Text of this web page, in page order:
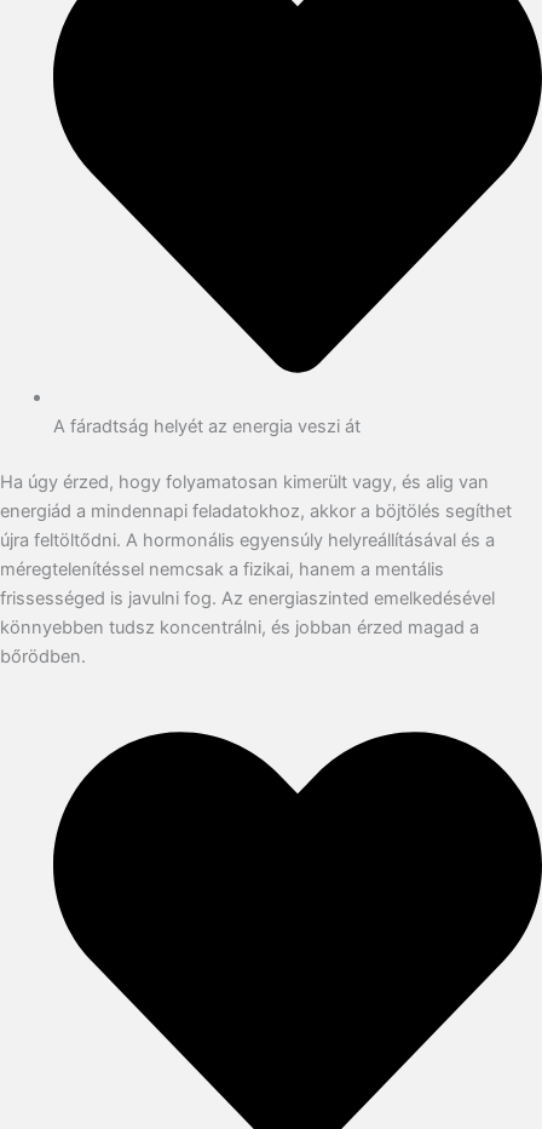
A fáradtság helyét az energia veszi át
Ha úgy érzed, hogy folyamatosan kimerült vagy, és alig van
energiád a mindennapi feladatokhoz, akkor a böjtölés segíthet
újra feltöltődni. A hormonális egyensúly helyreállításával és a
méregtelenítéssel nemcsak a fizikai, hanem a mentális
frissességed is javulni fog. Az energiaszinted emelkedésével
könnyebben tudsz koncentrálni, és jobban érzed magad a
bőrödben.